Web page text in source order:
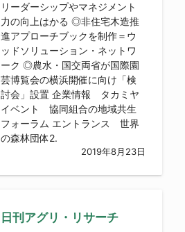
リーダーシップやマネジメント
力の向上はかる ◎非住宅木造推
進アプローチブックを制作＝ウ
ッドソリューション・ネットワ
ーク ◎農水・国交両省が国際園
芸博覧会の横浜開催に向け「検
討会」設置 企業情報 タカミヤ
イベント 協同組合の地域共生
フォーラム エントランス 世界
の森林団体2.
2019年8月23日
日刊アグリ・リサーチ